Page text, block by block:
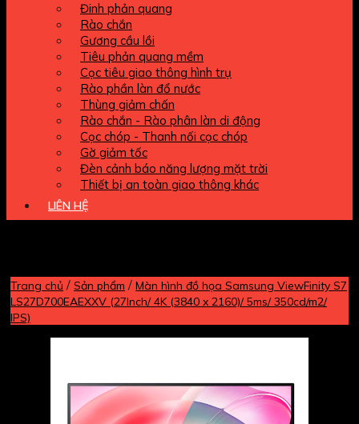
Đinh phản quang
Rào chắn
Gương cầu lồi
Tiêu phản quang mềm
Cọc tiêu giao thông hình trụ
Rào phần làn đổ nước
Thùng giảm chấn
Rào chắn - Rào phân làn di động
Cọc chóp - Thanh nối cọc chóp
Gờ giảm tốc
Đèn cảnh báo năng lượng mặt trời
Thiết bị an toàn giao thông khác
LIÊN HỆ
Trang chủ / Sản phẩm / Màn hình đồ họa Samsung ViewFinity S7
LS27D700EAEXXV (27Inch/ 4K (3840 x 2160)/ 5ms/ 350cd/m2/
IPS)